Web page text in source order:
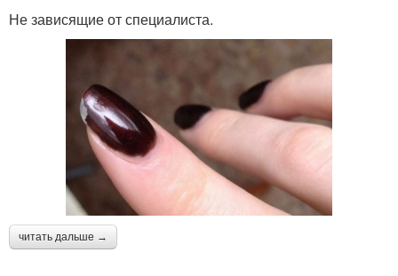
Не зависящие от специалиста.
читать дальше →